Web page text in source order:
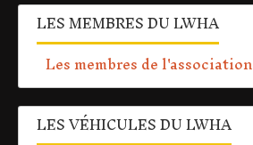
LES MEMBRES DU LWHA
Les membres de l'association
LES VÉHICULES DU LWHA